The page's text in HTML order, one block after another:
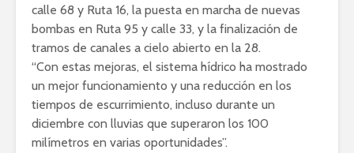
calle 68 y Ruta 16, la puesta en marcha de nuevas
bombas en Ruta 95 y calle 33, y la finalización de
tramos de canales a cielo abierto en la 28.
“Con estas mejoras, el sistema hídrico ha mostrado
un mejor funcionamiento y una reducción en los
tiempos de escurrimiento, incluso durante un
diciembre con lluvias que superaron los 100
milímetros en varias oportunidades”.